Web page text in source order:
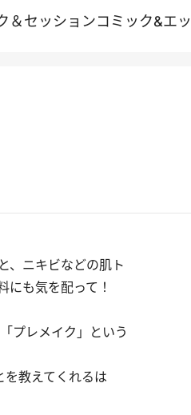
＆セッションコミック&エ
、ニキビなどの肌ト
にも気を配って！
プレメイク」という
教えてくれるは